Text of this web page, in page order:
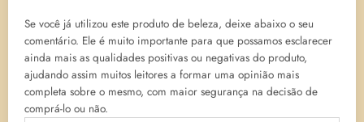
Se você já utilizou este produto de beleza, deixe abaixo o seu
comentário. Ele é muito importante para que possamos esclarecer
ainda mais as qualidades positivas ou negativas do produto,
ajudando assim muitos leitores a formar uma opinião mais
completa sobre o mesmo, com maior segurança na decisão de
comprá-lo ou não.